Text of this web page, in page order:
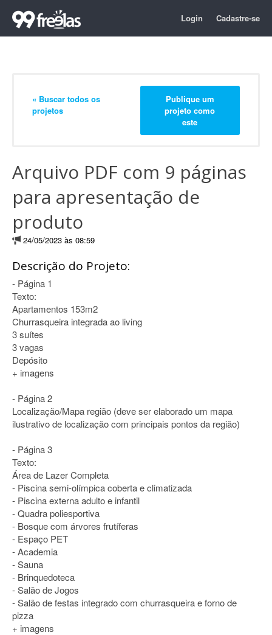
Login Cadastre-se
« Buscar todos os
projetos
Publique um
projeto como
este
Arquivo PDF com 9 páginas
para apresentação de
produto
24/05/2023 às 08:59
Descrição do Projeto:
- Página 1
Texto:
Apartamentos 153m2
Churrasqueira integrada ao living
3 suítes
3 vagas
Depósito
+ imagens
- Página 2
Localização/Mapa região (deve ser elaborado um mapa
ilustrativo de localização com principais pontos da região)
- Página 3
Texto:
Área de Lazer Completa
- Piscina semi-olímpica coberta e climatizada
- Piscina externa adulto e infantil
- Quadra poliesportiva
- Bosque com árvores frutíferas
- Espaço PET
- Academia
- Sauna
- Brinquedoteca
- Salão de Jogos
- Salão de festas integrado com churrasqueira e forno de
pizza
+ imagens